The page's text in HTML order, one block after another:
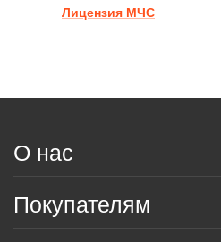
Лицензия МЧС
О нас
Покупателям